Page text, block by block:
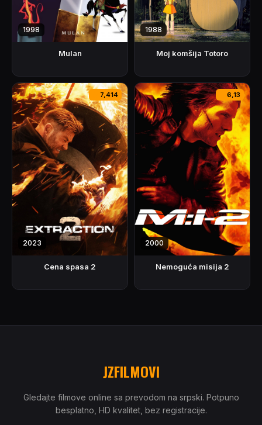
1998
Mulan
1988
Moj komšija Totoro
7,414
2023
Cena spasa 2
6,13
2000
Nemoguća misija 2
JZFILMOVI
Gledajte filmove online sa prevodom na srpski. Potpuno
besplatno, HD kvalitet, bez registracije.